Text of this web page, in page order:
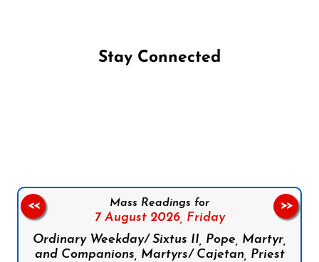
Stay Connected
Mass Readings for
7 August 2026, Friday
Ordinary Weekday/ Sixtus II, Pope, Martyr,
and Companions, Martyrs/ Cajetan, Priest
<< >>